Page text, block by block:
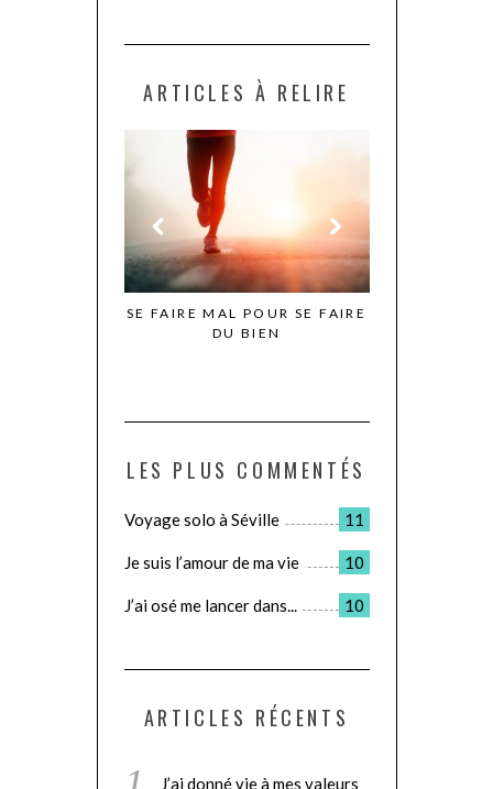
ARTICLES À RELIRE
SE FAIRE MAL POUR SE FAIRE
DU BIEN
LES PLUS COMMENTÉS
11
Voyage solo à Séville
10
Je suis l’amour de ma vie
10
J’ai osé me lancer dans...
ARTICLES RÉCENTS
J’ai donné vie à mes valeurs